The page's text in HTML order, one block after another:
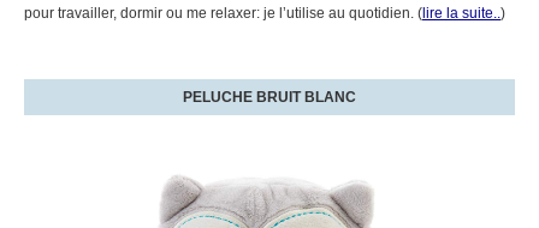
pour travailler, dormir ou me relaxer: je l’utilise au quotidien. (lire la suite.. )
PELUCHE BRUIT BLANC